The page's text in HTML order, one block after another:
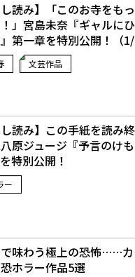
し読み】「このお寺をも
」宮島未奈『ギャルに
第一章を特別公開！（1/
文芸作品
し読み】この手紙を読み
八原ジュージ『予言のけ
特別公開！
ー
味わう極上の恐怖……
ホラー作品5選